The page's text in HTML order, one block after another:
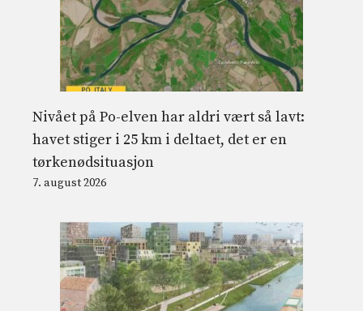
Nivået på Po-elven har aldri vært så lavt:
havet stiger i 25 km i deltaet, det er en
tørkenødsituasjon
7. august 2026